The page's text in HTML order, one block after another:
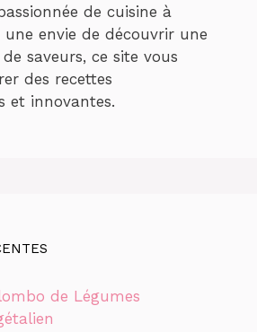
de cuisine à
envie de découvrir une
saveurs, ce site vous
des recettes
et innovantes.
de Légumes